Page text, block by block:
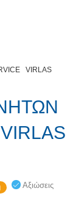
VIRLAS
Αξιώσεις